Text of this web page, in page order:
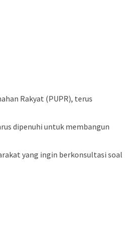
Rakyat (PUPR), terus
dipenuhi untuk membangun
yang ingin berkonsultasi soal